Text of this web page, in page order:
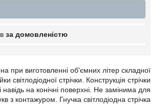
за домовленістю
при виготовленні об'ємних літер складної
світлодіодної стрічки. Конструкція стрічки
навідь на конічні поверхні. Не замінима для
з контажуром. Гнучка світлодіодна стрічка